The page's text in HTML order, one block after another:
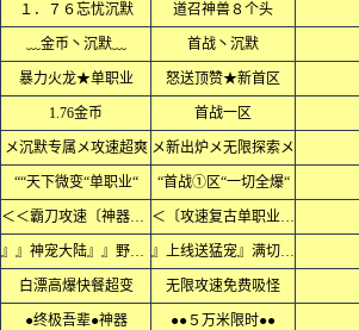
１．７６忘忧沉默 道召神兽８个头
﹏金币丶沉默﹏ 首战丶沉默
暴力火龙★单职业 怒送顶赞★新首区
1.76金币 首战一区
メ沉默专属メ攻速超爽 メ新出炉メ无限探索メ
““天下微变“单职业“ “首战①区“一切全爆“
＜＜霸刀攻速〔神器〕＜＜ ＜〔攻速复古单职业〕＜
』』神宠大陆』』野外抓宠 』上线送猛宠』满切割』』
白漂高爆快餐超变 无限攻速免费吸怪
●终极吾辈●神器 ●●５万米限时●●